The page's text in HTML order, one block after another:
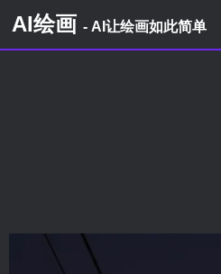
AI绘画 - AI让绘画如此简单